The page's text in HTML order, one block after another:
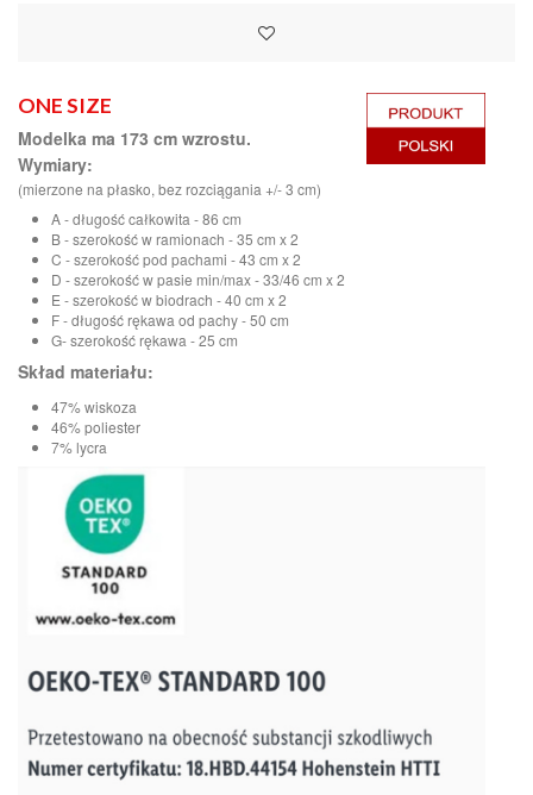
ONE SIZE
Modelka ma 173 cm wzrostu.
Wymiary:
(mierzone na płasko, bez rozciągania +/- 3 cm)
A - długość całkowita - 86 cm
B - szerokość w ramionach - 35 cm x 2
C - szerokość pod pachami - 43 cm x 2
D - szerokość w pasie min/max - 33/46 cm x 2
E - szerokość w biodrach - 40 cm x 2
F - długość rękawa od pachy - 50 cm
G- szerokość rękawa - 25 cm
Skład materiału:
47% wiskoza
46% poliester
7% lycra